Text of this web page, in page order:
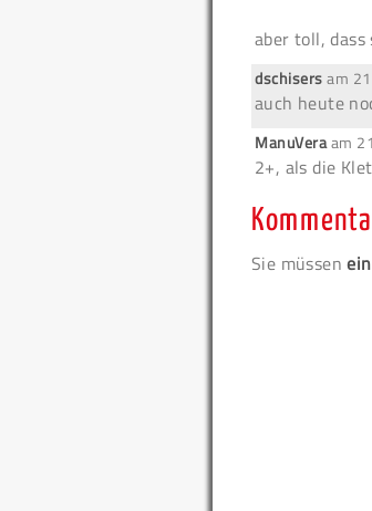
aber toll,
dschisersam
auch heute
ManuVeraam
2+, als die
Sie müssen